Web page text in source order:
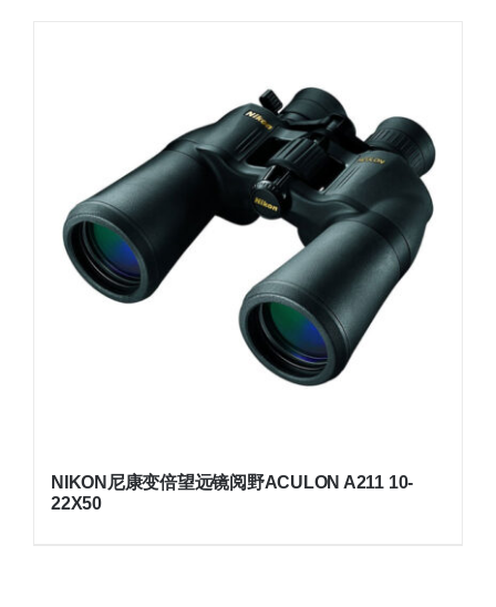
NIKON尼康变倍望远镜阅野ACULON A211 10-
22X50